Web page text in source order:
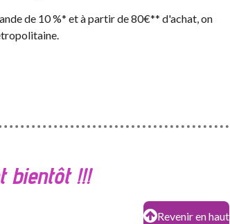
de 10 %* et à partir de 80€** d'achat, on
bientôt !!!
Revenir en haut